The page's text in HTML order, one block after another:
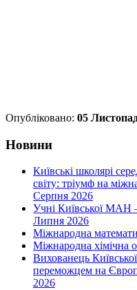
Опубліковано: 05
Новини
Київські школярі
світу: тріумф на
Серпня 2026
Учні Київської МАН
Липня 2026
Міжнародна
Міжнародна хімічна
Вихованець
переможцем на
2026